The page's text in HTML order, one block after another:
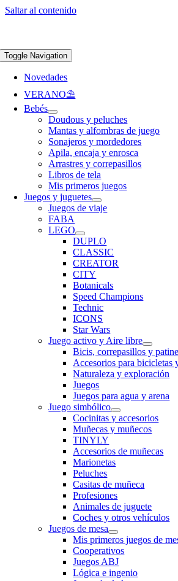
Saltar al contenido
Toggle Navigation
Novedades
VERANO⛱️​
Bebés
Doudous y peluches
Mantas y alfombras de juego
Sonajeros y mordedores
Apila, encaja y enrosca
Arrastres y correpasillos
Libros de tela
Mis primeros juegos
Juegos y juguetes
Juegos de viaje
FABA
LEGO
DUPLO
CLASSIC
CREATOR
CITY
Botanicals
Speed Champions
Technic
ICONS
Star Wars
Juego activo y Aire libre
Bicis, correpasillos y
Accesorios para bicicletas
Naturaleza y exploración
Juegos
Juegos para agua y arena
Juego simbólico
Cocinitas y accesorios
Muñecas y muñecos
TINYLY
Accesorios de muñecas
Marionetas
Peluches
Casitas de muñeca
Profesiones
Animales de juguete
Coches y otros vehículos
Juegos de mesa
Mis primeros juegos de
Cooperativos
Juegos ABJ
Lógica e ingenio